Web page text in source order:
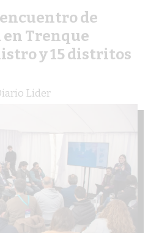
de
Trenque
y 15 distritos
Lider